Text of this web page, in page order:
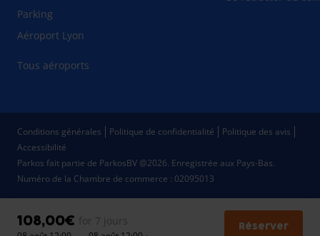
108,00€ for 7 jours Réserver
Parking
Aéroport Lyon
Tous aéroports
Parkos fait partie de ParkosBV @2026. Enregistrée aux Pays-Bas.
Numéro de la Chambre de commerce : 02095013
Conditions générales Politique de confidentialité
Politique des avis
Accessibilité